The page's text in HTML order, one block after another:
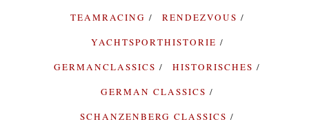
TEAMRACING
RENDEZVOUS
YACHTSPORTHISTORIE
GERMANCLASSICS
HISTORISCHES
GERMAN CLASSICS
SCHANZENBERG CLASSICS